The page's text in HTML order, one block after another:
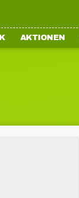
AKTIONEN